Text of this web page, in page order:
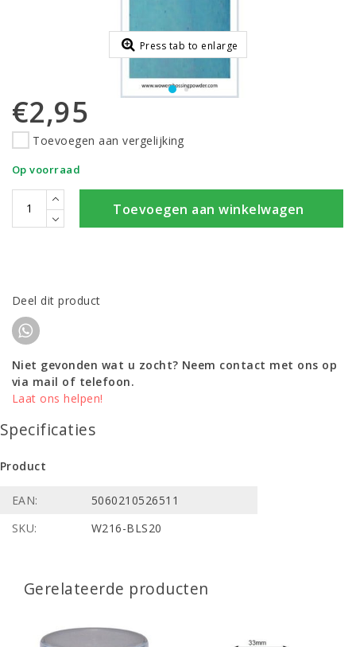
Press tab to enlarge
€2,95
Toevoegen aan vergelijking
Op voorraad
Toevoegen aan winkelwagen
Deel dit product
Niet gevonden wat u zocht? Neem contact met ons op
via mail of telefoon.
Laat ons helpen!
Specificaties
Product
EAN:
5060210526511
SKU:
W216-BLS20
Gerelateerde producten